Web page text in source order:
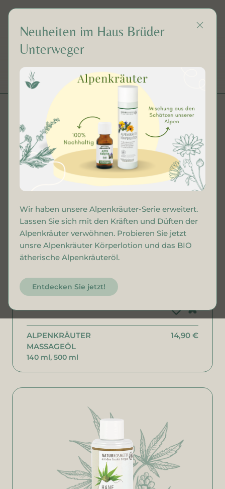
Körperöle
ALPENKRÄUTER
MASSAGEÖL
140 ml, 500 ml
14,90 €
Neuheiten im Haus Brüder
Unterweger
Wir haben unsere Alpenkräuter-Serie erweitert.
Lassen Sie sich mit den Kräften und Düften der
Alpenkräuter verwöhnen. Probieren Sie jetzt
unsre Alpenkräuter Körperlotion und das BIO
ätherische Alpenkräuteröl.
Entdecken Sie jetzt!